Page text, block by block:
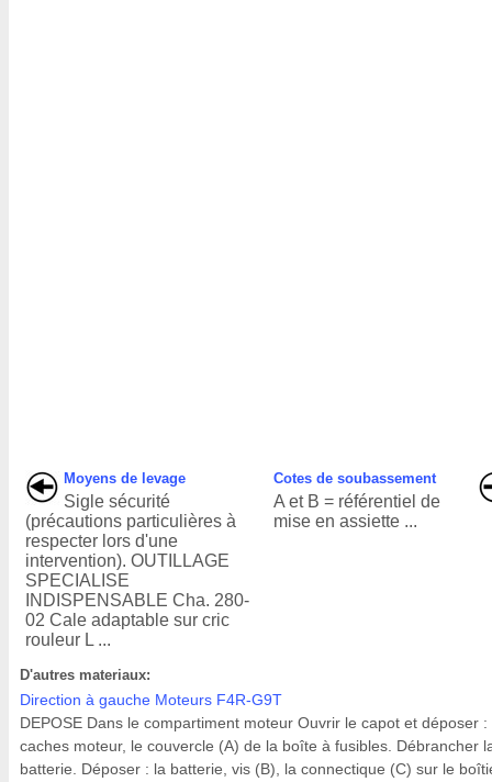
Moyens de levage
Sigle sécurité
(précautions particulières à
respecter lors d'une
intervention). OUTILLAGE
SPECIALISE
INDISPENSABLE Cha. 280-
02 Cale adaptable sur cric
rouleur L ...
Cotes de soubassement
A et B = référentiel de
mise en assiette ...
D'autres materiaux:
Direction à gauche Moteurs F4R-G9T
DEPOSE Dans le compartiment moteur Ouvrir le capot et déposer :
caches moteur, le couvercle (A) de la boîte à fusibles. Débrancher
batterie. Déposer : la batterie, vis (B), la connectique (C) sur le